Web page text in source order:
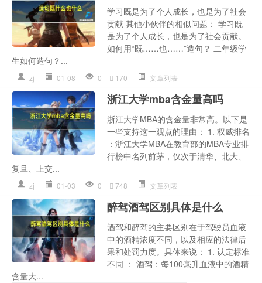
学习既是为了个人成长，也是为了社会
贡献 其他小伙伴的相似问题： 学习既
是为了个人成长，也是为了社会贡献。
如何用“既……也……”造句？ 二年级学
生如何造句？...
zj 01-08 0 170 文章列表
浙江大学mba含金量高吗
浙江大学MBA的含金量非常高。以下是
一些支持这一观点的理由： 1. 权威排名
：浙江大学MBA在教育部的MBA专业排
行榜中名列前茅，仅次于清华、北大、
复旦、上交...
zj 01-03 0 748 文章列表
醉驾酒驾区别具体是什么
酒驾和醉驾的主要区别在于驾驶员血液
中的酒精浓度不同，以及相应的法律后
果和处罚力度。具体来说： 1. 认定标准
不同 ： 酒驾：每100毫升血液中的酒精
含量大...